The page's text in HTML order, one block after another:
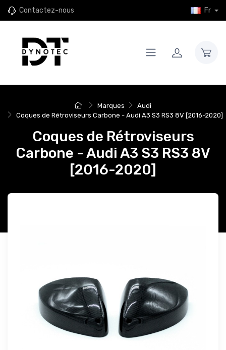
Contactez-nous Fr
Marques
Audi
Coques de Rétroviseurs Carbone - Audi A3 S3 RS3 8V [2016-2020]
Coques de Rétroviseurs
Carbone - Audi A3 S3 RS3 8V
[2016-2020]